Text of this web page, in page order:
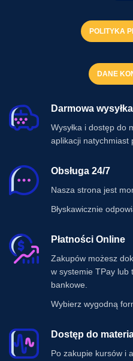
POLITYKA
DANE
Darmowa wysyłka
Wysyłka i dostęp do
aplikacji natychmiast
Obsługa 24/7
Nasza strona jest
Błyskawicznie
Płatności Online
Zakupów możesz
w systemie TPay lub
bankowe.
Wybierz wygodną
Dostęp do
Po zakupie kursów i